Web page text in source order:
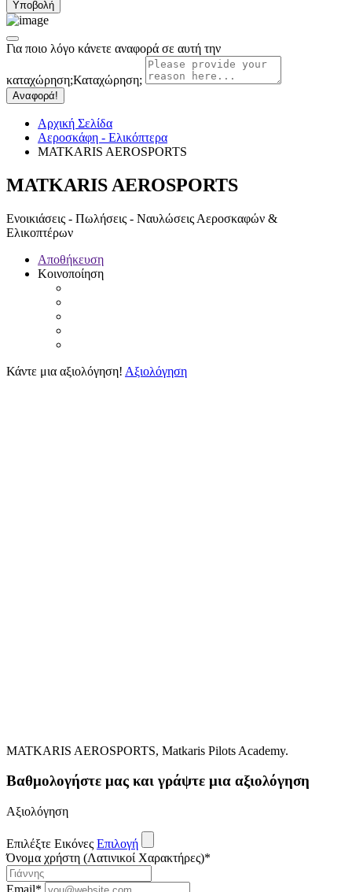
Για ποιο λόγο κάνετε αναφορά σε αυτή την
καταχώρηση;Καταχώρηση;
Αναφορά!
Αρχική Σελίδα
Αεροσκάφη - Ελικόπτερα
MATKARIS AEROSPORTS
MATKARIS AEROSPORTS
Ενοικιάσεις - Πωλήσεις - Ναυλώσεις Αεροσκαφών &
Ελικοπτέρων
Αποθήκευση
Κοινοποίηση
Κάντε μια αξιολόγηση! Αξιολόγηση
MATKARIS AEROSPORTS, Matkaris Pilots Academy.
Βαθμολογήστε μας και γράψτε μια αξιολόγηση
Αξιολόγηση
Επιλέξτε Εικόνες Επιλογή
Όνομα χρήστη (Λατινικοί Χαρακτήρες)*
Email*